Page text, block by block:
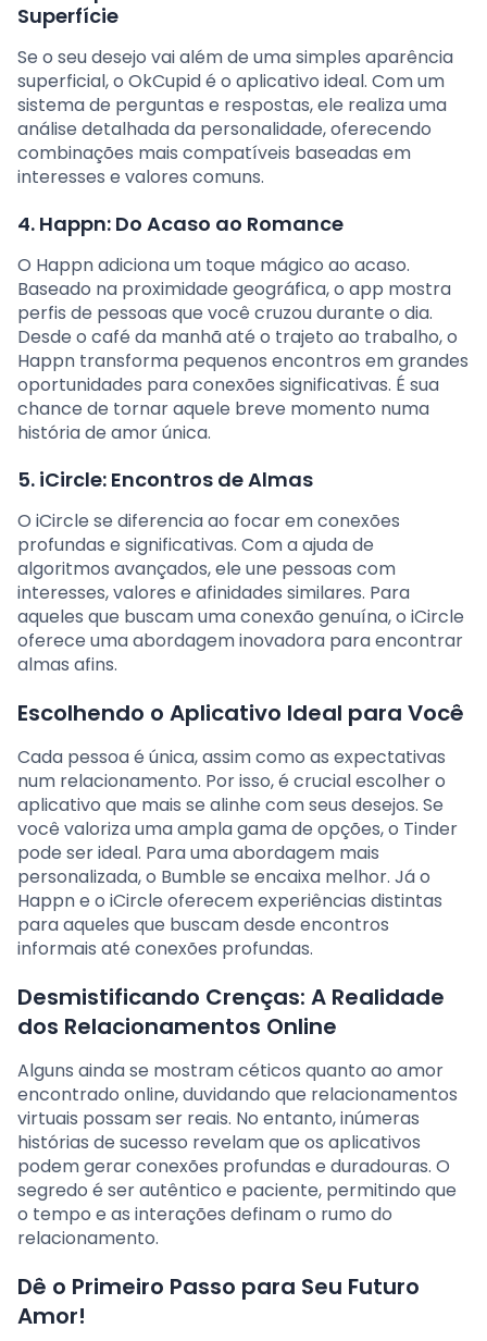
Superfície
Se o seu desejo vai além de uma simples aparência
superficial, o OkCupid é o aplicativo ideal. Com um
sistema de perguntas e respostas, ele realiza uma
análise detalhada da personalidade, oferecendo
combinações mais compatíveis baseadas em
interesses e valores comuns.
4. Happn: Do Acaso ao Romance
O Happn adiciona um toque mágico ao acaso.
Baseado na proximidade geográfica, o app mostra
perfis de pessoas que você cruzou durante o dia.
Desde o café da manhã até o trajeto ao trabalho, o
Happn transforma pequenos encontros em grandes
oportunidades para conexões significativas. É sua
chance de tornar aquele breve momento numa
história de amor única.
5. iCircle: Encontros de Almas
O iCircle se diferencia ao focar em conexões
profundas e significativas. Com a ajuda de
algoritmos avançados, ele une pessoas com
interesses, valores e afinidades similares. Para
aqueles que buscam uma conexão genuína, o iCircle
oferece uma abordagem inovadora para encontrar
almas afins.
Escolhendo o Aplicativo Ideal para Você
Cada pessoa é única, assim como as expectativas
num relacionamento. Por isso, é crucial escolher o
aplicativo que mais se alinhe com seus desejos. Se
você valoriza uma ampla gama de opções, o Tinder
pode ser ideal. Para uma abordagem mais
personalizada, o Bumble se encaixa melhor. Já o
Happn e o iCircle oferecem experiências distintas
para aqueles que buscam desde encontros
informais até conexões profundas.
Desmistificando Crenças: A Realidade
dos Relacionamentos Online
Alguns ainda se mostram céticos quanto ao amor
encontrado online, duvidando que relacionamentos
virtuais possam ser reais. No entanto, inúmeras
histórias de sucesso revelam que os aplicativos
podem gerar conexões profundas e duradouras. O
segredo é ser autêntico e paciente, permitindo que
o tempo e as interações definam o rumo do
relacionamento.
Dê o Primeiro Passo para Seu Futuro
Amor!